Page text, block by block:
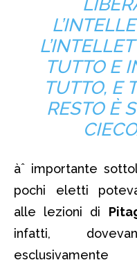
TUTTO E
TUTTO, E
RESTO È
àˆ importante
pochi eletti
alle lezioni di
infatti,